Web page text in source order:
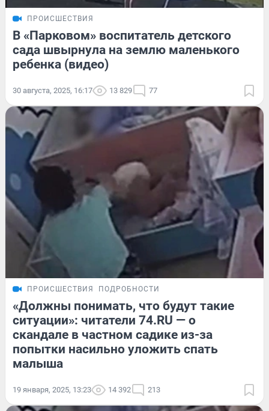
ПРОИСШЕСТВИЯ
В «Парковом» воспитатель детского
сада швырнула на землю маленького
ребенка (видео)
30 августа, 2025, 16:17 13 829 77
ПРОИСШЕСТВИЯ ПОДРОБНОСТИ
«Должны понимать, что будут такие
ситуации»: читатели 74.RU — о
скандале в частном садике из-за
попытки насильно уложить спать
малыша
19 января, 2025, 13:23 14 392 213